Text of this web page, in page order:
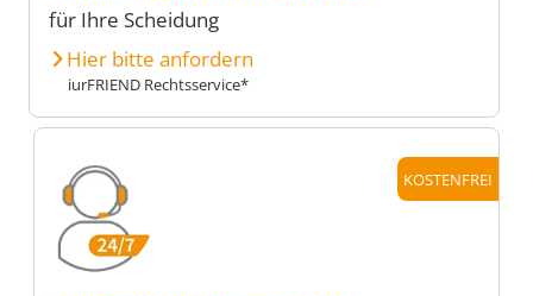
für Ihre Scheidung
Hier bitte anfordern
iurFRIEND Rechtsservice*
KOSTENFREI